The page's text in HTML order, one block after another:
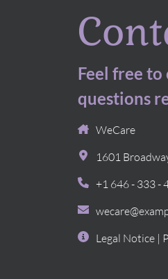
Feel free
questions
WeCare
1601
+1 646 - 333 -
Legal Notice|